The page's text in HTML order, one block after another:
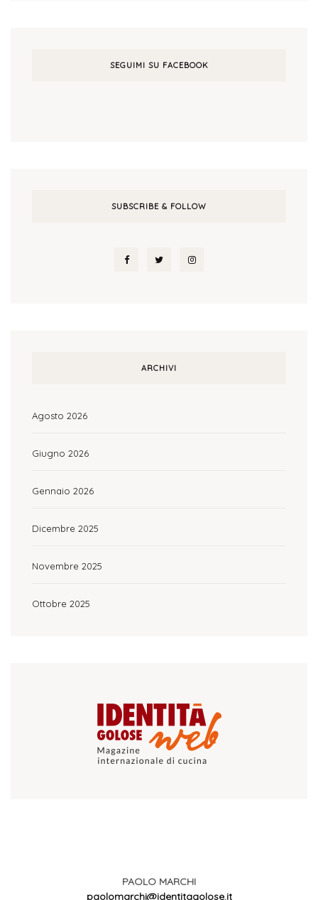
SEGUIMI SU FACEBOOK
SUBSCRIBE & FOLLOW
ARCHIVI
Agosto 2026
Giugno 2026
Gennaio 2026
Dicembre 2025
Novembre 2025
Ottobre 2025
PAOLO MARCHI
paolomarchi@identitagolose.it